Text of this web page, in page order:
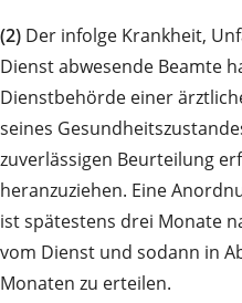
(2) Der infolge Krankheit,
Dienst abwesende Beamte
Dienstbehörde einer
seines
zuverlässigen Beurteilung
heranzuziehen. Eine
ist spätestens drei Monate
vom Dienst und sodann in
Monaten zu erteilen.